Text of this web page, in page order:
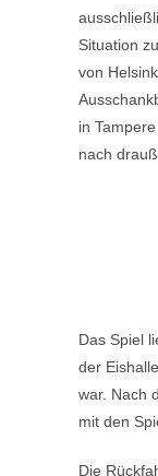
Situation
von
in
nach
Das Spiel
der
war. Nach
mit den
Die